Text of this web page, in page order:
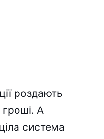
роздають
гроші. А
система